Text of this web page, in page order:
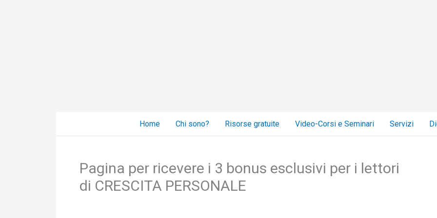
Home Chi sono? Risorse gratuite Video-Corsi e Seminari Servizi
Pagina per ricevere i 3 bonus esclusivi per i lettori
di CRESCITA PERSONALE